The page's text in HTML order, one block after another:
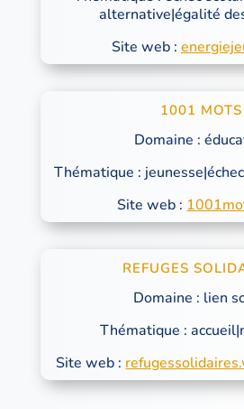
alternative|égalité
Site web :
1001 MOTS
Domaine :
Thématique :
Site web :
REFUGES
Domaine : lien
Thématique :
Site web :